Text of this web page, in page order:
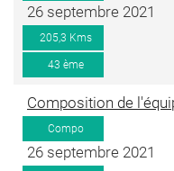
26 septembre 2021
205,3 Kms
43 ème
Composition de
Compo
26 septembre 2021